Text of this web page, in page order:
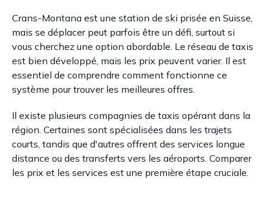
Crans-Montana est une station de ski prisée en Suisse,
mais se déplacer peut parfois être un défi, surtout si
vous cherchez une option abordable. Le réseau de taxis
est bien développé, mais les prix peuvent varier. Il est
essentiel de comprendre comment fonctionne ce
système pour trouver les meilleures offres.
Il existe plusieurs compagnies de taxis opérant dans la
région. Certaines sont spécialisées dans les trajets
courts, tandis que d'autres offrent des services longue
distance ou des transferts vers les aéroports. Comparer
les prix et les services est une première étape cruciale.